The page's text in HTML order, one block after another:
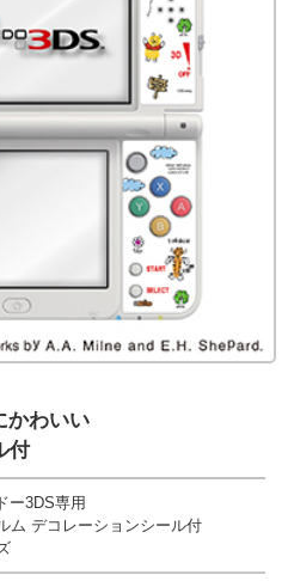
かわいい
付
ー3DS専用
ム デコレーションシール付